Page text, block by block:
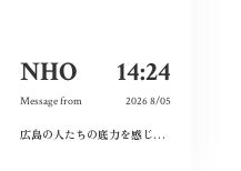
NHO 14:24
Message from 2026 8/05
広島の人たちの底力を感じた。今私たちはそれを受け継ぐことができているのだろうか。平和とは何か、問い続けたい。